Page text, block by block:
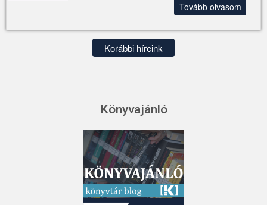
Tovább olvasom
Korábbi híreink
Könyvajánló